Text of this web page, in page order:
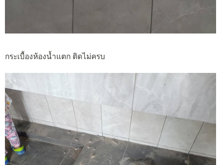
กระเบื้องห้องน้ำแตก ติดไม่ครบ